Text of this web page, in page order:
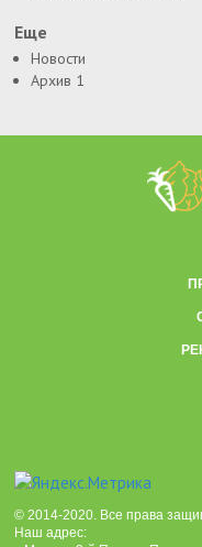
Еще
Новости
Архив 1
© 2014-2020. Все права
Наш адрес: